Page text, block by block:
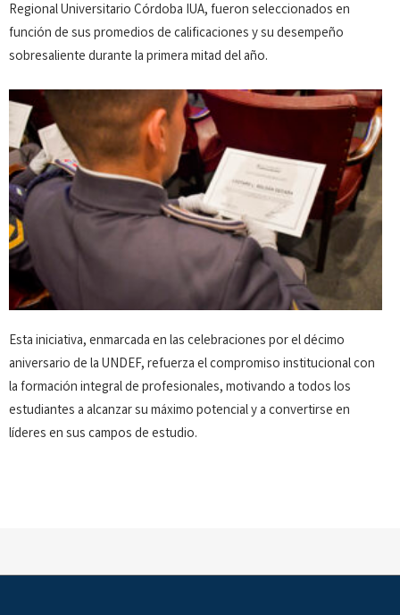
Regional Universitario Córdoba IUA, fueron seleccionados en
función de sus promedios de calificaciones y su desempeño
sobresaliente durante la primera mitad del año.
Esta iniciativa, enmarcada en las celebraciones por el décimo
aniversario de la UNDEF, refuerza el compromiso institucional con
la formación integral de profesionales, motivando a todos los
estudiantes a alcanzar su máximo potencial y a convertirse en
líderes en sus campos de estudio.